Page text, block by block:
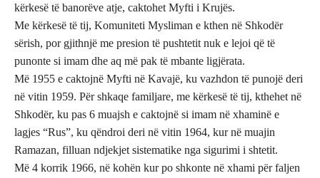
kërkesë të banorëve atje, caktohet Myfti i Krujës.
Me kërkesë të tij, Komuniteti Mysliman e kthen në Shkodër
sërish, por gjithnjë me presion të pushtetit nuk e lejoi që të
punonte si imam dhe aq më pak të mbante ligjërata.
Më 1955 e caktojnë Myfti në Kavajë, ku vazhdon të punojë deri
në vitin 1959. Për shkaqe familjare, me kërkesë të tij, kthehet në
Shkodër, ku pas 6 muajsh e caktojnë si imam në xhaminë e
lagjes “Rus”, ku qëndroi deri në vitin 1964, kur në muajin
Ramazan, filluan ndjekjet sistematike nga sigurimi i shtetit.
Më 4 korrik 1966, në kohën kur po shkonte në xhami për faljen